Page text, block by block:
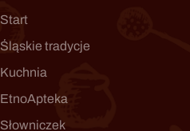
Start
Śląskie tradycje
Kuchnia
EtnoApteka
Słowniczek